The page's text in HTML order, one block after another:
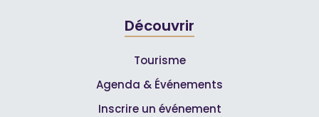
Découvrir
Tourisme
Agenda & Événements
Inscrire un événement